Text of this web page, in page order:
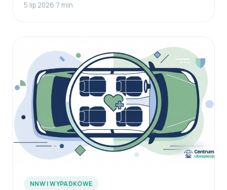
5 lip 2026·7 min
NNW I WYPADKOWE